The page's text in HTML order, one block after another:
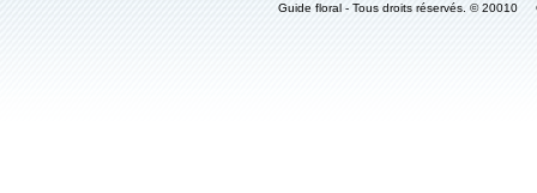
Guide floral - Tous droits réservés. ©